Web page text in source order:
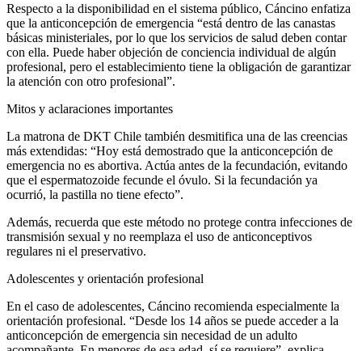
Respecto a la disponibilidad en el sistema público, Cáncino enfatiza
que la anticoncepción de emergencia “está dentro de las canastas
básicas ministeriales, por lo que los servicios de salud deben contar
con ella. Puede haber objeción de conciencia individual de algún
profesional, pero el establecimiento tiene la obligación de garantizar
la atención con otro profesional”.
Mitos y aclaraciones importantes
La matrona de DKT Chile también desmitifica una de las creencias
más extendidas: “Hoy está demostrado que la anticoncepción de
emergencia no es abortiva. Actúa antes de la fecundación, evitando
que el espermatozoide fecunde el óvulo. Si la fecundación ya
ocurrió, la pastilla no tiene efecto”.
Además, recuerda que este método no protege contra infecciones de
transmisión sexual y no reemplaza el uso de anticonceptivos
regulares ni el preservativo.
Adolescentes y orientación profesional
En el caso de adolescentes, Cáncino recomienda especialmente la
orientación profesional. “Desde los 14 años se puede acceder a la
anticoncepción de emergencia sin necesidad de un adulto